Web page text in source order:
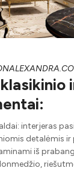
interjeras
detalėmis ir
iš